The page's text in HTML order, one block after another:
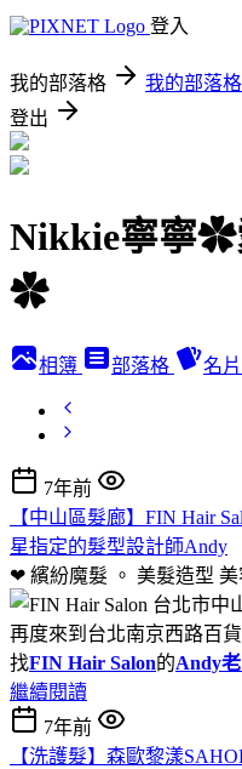
登入
我的部落格 我的部落
登出
Nikkie寧寧✿
✿
相簿 部落格 名片
7年前
【中山區髮廊】FIN Hair
星指定的髮型設計師Andy
❤ 繽紛魔髮 。 美髮造型 美
再度來到台北南京西路百
找FIN Hair Salon的Andy
繼續閱讀
7年前
【洗護髮】森歐黎漾